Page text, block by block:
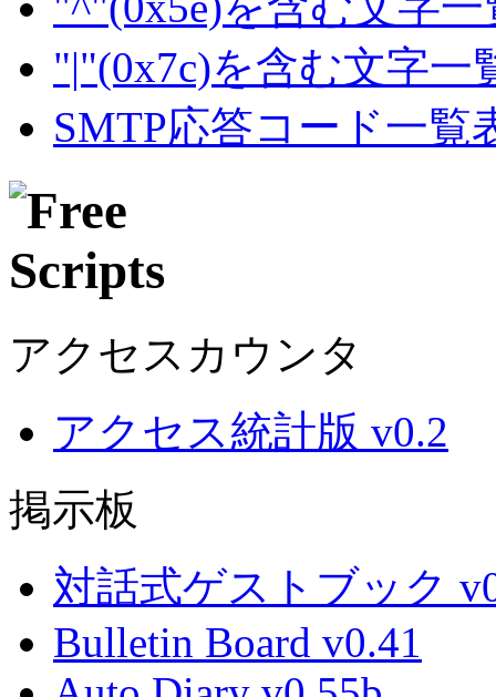
"|"(0x7c)を含む文字一
SMTP応答コード一覧
アクセスカウンタ
アクセス統計版 v0.2
掲示板
対話式ゲストブック
Bulletin Board v0.41